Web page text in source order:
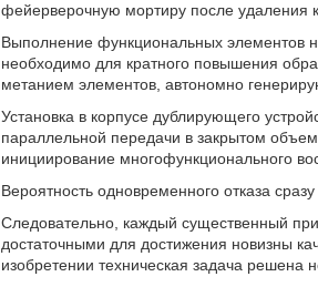
фейерверочную мортиру после удаления
Выполнение функциональных элементов
необходимо для кратного повышения
метанием элементов, автономно
Установка в корпусе дублирующего
параллельной передачи в закрытом
инициирование многофункционального
Вероятность одновременного отказа
Следовательно, каждый существенный
достаточными для достижения новизны
изобретении техническая задача